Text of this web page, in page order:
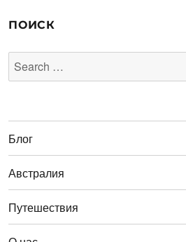
ПОИСК
Search
for:
Блог
Австралия
Путешествия